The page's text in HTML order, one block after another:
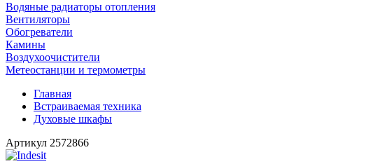
Водяные радиаторы отопления
Вентиляторы
Обогреватели
Камины
Воздухоочистители
Метеостанции и термометры
Главная
Встраиваемая техника
Духовые шкафы
Артикул 2572866